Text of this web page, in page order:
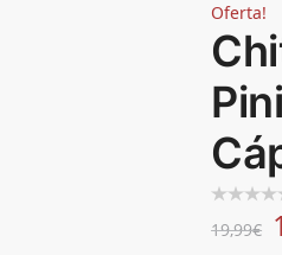
Oferta!
19,99€